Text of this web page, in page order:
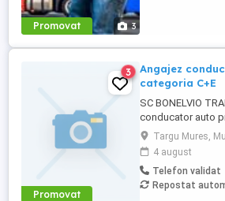
Promovat 3
Promovat
3
Angajez
categoria C+E
SC BONELVIO
conducator auto
C+E pentru
Cerinte -permis
C+E -atestat
valbile -aviz
Targu Mures,
4 august
Telefon validat
Repostat